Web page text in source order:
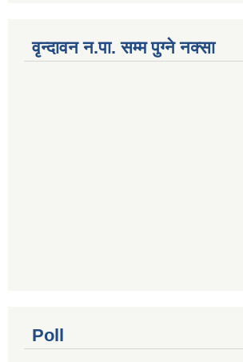
वृन्दावन न.पा. सम्म पुग्ने नक्सा
Poll